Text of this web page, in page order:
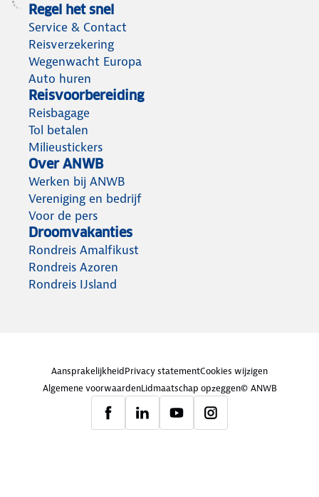
Regel het snel
Service & Contact
Reisverzekering
Wegenwacht Europa
Auto huren
Reisvoorbereiding
Reisbagage
Tol betalen
Milieustickers
Over ANWB
Werken bij ANWB
Vereniging en bedrijf
Voor de pers
Droomvakanties
Rondreis Amalfikust
Rondreis Azoren
Rondreis IJsland
AansprakelijkheidPrivacy statementCookies wijzigen
Algemene voorwaardenLidmaatschap opzeggen© ANWB